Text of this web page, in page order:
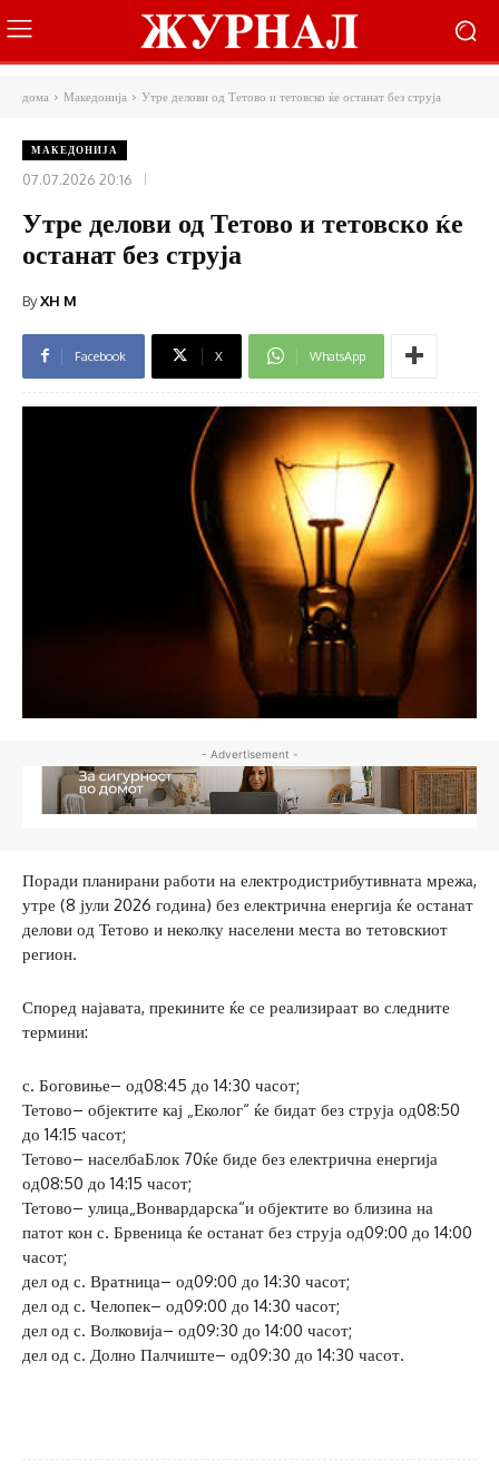
дома Македонија Утре делови од Тетово и тетовско ќе останат без струја
МАКЕДОНИЈА
07.07.2026 20:16
Утре делови од Тетово и тетовско ќе
останат без струја
ByXH M
Facebook X WhatsApp
- Advertisement -
Поради планирани работи на електродистрибутивната мрежа,
утре (8 јули 2026 година) без електрична енергија ќе останат
делови од Тетово и неколку населени места во тетовскиот
регион.
Според најавата, прекините ќе се реализираат во следните
термини:
с. Боговиње– од08:45 до 14:30 часот;
Тетово– објектите кај „Еколог“ ќе бидат без струја од08:50
до 14:15 часот;
Тетово– населбаБлок 70ќе биде без електрична енергија
од08:50 до 14:15 часот;
Тетово– улица„Вонвардарска“и објектите во близина на
патот кон с. Брвеница ќе останат без струја од09:00 до 14:00
часот;
дел од с. Вратница– од09:00 до 14:30 часот;
дел од с. Челопек– од09:00 до 14:30 часот;
дел од с. Волковија– од09:30 до 14:00 часот;
дел од с. Долно Палчиште– од09:30 до 14:30 часот.